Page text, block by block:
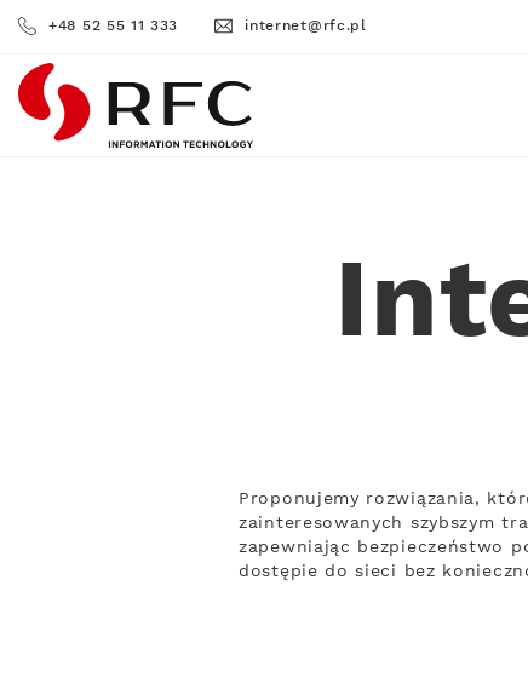
+48 52 55 11 333 internet@rfc.pl
RFC
Proponujemy rozwiązania,
zainteresowanych szybszym
zapewniając bezpieczeństwo
dostępie do sieci bez